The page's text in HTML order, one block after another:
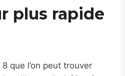
plus rapide
8 que l’on peut trouver